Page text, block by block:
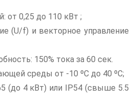
от 0,25 до 110 кВт ;
(U/f) и векторное управление
150% тока за 60 сек.
среды от -10 ºC до 40 ºC;
(до 4 кВт) или IP54 (свыше 5.5